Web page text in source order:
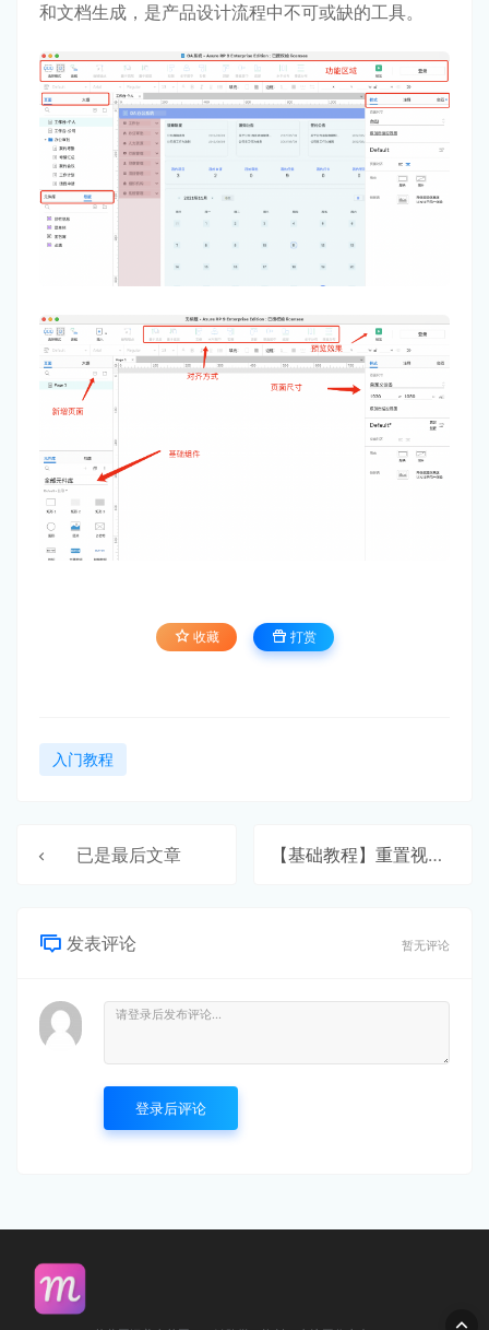
和文档生成，是产品设计流程中不可或缺的工具。
收藏 打赏
入门教程
已是最后文章 【基础教程】重置视图
发表评论 暂无评论
登录后评论